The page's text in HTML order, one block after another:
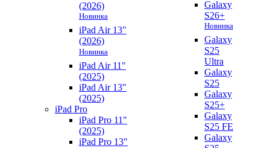
(2026)
Новинка
iPad Air 13"
(2026)
Новинка
iPad Air 11"
(2025)
iPad Air 13"
(2025)
iPad Pro
iPad Pro 11"
(2025)
iPad Pro 13"
Galaxy
S26+
Новинка
Galaxy
S25
Ultra
Galaxy
S25
Galaxy
S25+
Galaxy
S25 FE
Galaxy